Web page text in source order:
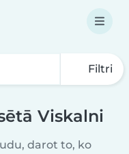
Filtri
Viskalni
darot to, ko